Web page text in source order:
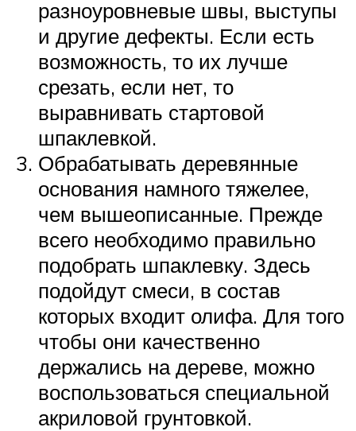
разноуровневые швы, выступы
и другие дефекты. Если есть
возможность, то их лучше
срезать, если нет, то
выравнивать стартовой
шпаклевкой.
Обрабатывать деревянные
основания намного тяжелее,
чем вышеописанные. Прежде
всего необходимо правильно
подобрать шпаклевку. Здесь
подойдут смеси, в состав
которых входит олифа. Для того
чтобы они качественно
держались на дереве, можно
воспользоваться специальной
акриловой грунтовкой.